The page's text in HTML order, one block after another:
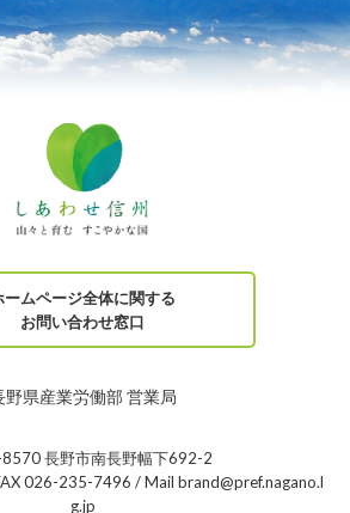
ームページ全体に関する
お問い合わせ窓口
野県産業労働部 営業局
長野市南長野幅下692-2
026-235-7496 / Mail brand@pref.nagano.l
g.jp